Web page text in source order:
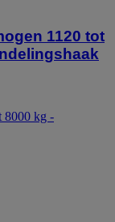
1120 tot
8000 kg -